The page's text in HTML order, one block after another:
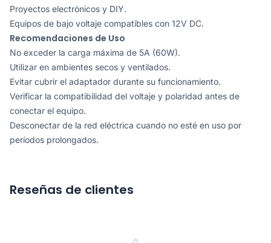
Proyectos electrónicos y DIY.
Equipos de bajo voltaje compatibles con 12V DC.
Recomendaciones de Uso
No exceder la carga máxima de 5A (60W).
Utilizar en ambientes secos y ventilados.
Evitar cubrir el adaptador durante su funcionamiento.
Verificar la compatibilidad del voltaje y polaridad antes de
conectar el equipo.
Desconectar de la red eléctrica cuando no esté en uso por
períodos prolongados.
Reseñas de clientes